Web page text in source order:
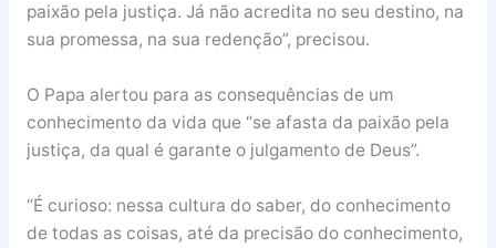
paixão pela justiça. Já não acredita no seu destino, na
sua promessa, na sua redenção”, precisou.
O Papa alertou para as consequências de um
conhecimento da vida que “se afasta da paixão pela
justiça, da qual é garante o julgamento de Deus”.
“É curioso: nessa cultura do saber, do conhecimento
de todas as coisas, até da precisão do conhecimento,